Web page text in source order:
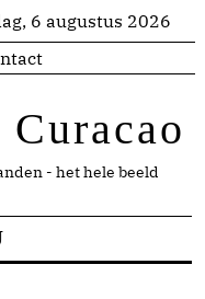
6 augustus 2026
- het hele beeld